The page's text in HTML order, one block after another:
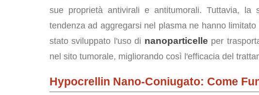
sue proprietà antivirali e antitumorali. Tuttavia, la
tendenza ad aggregarsi nel plasma ne hanno
stato sviluppato l'uso di nanoparticelle per
nel sito tumorale, migliorando così l'efficacia del
Hypocrellin Nano-Coniugato: Come